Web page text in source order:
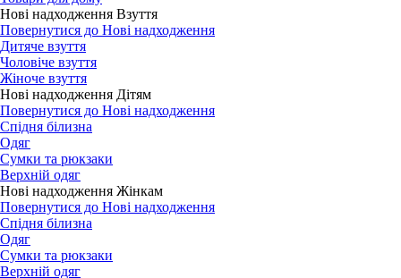
Нові надходження Взуття
Повернутися до Нові надходження
Дитяче взуття
Чоловіче взуття
Жіноче взуття
Нові надходження Дітям
Повернутися до Нові надходження
Спідня білизна
Одяг
Сумки та рюкзаки
Верхній одяг
Нові надходження Жінкам
Повернутися до Нові надходження
Спідня білизна
Одяг
Сумки та рюкзаки
Верхній одяг